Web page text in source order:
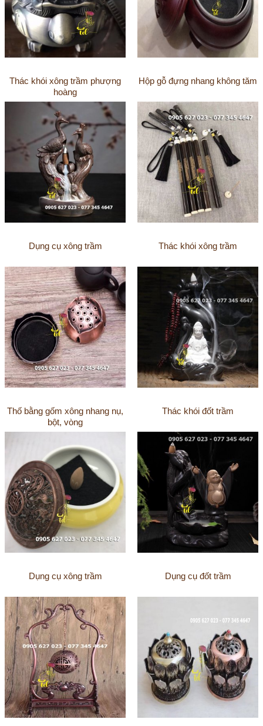
Thác khói xông trầm phượng
hoàng
Hộp gỗ đựng nhang không tăm
Dụng cụ xông trầm Thác khói xông trầm
Thố bằng gốm xông nhang nụ,
bột, vòng
Thác khói đốt trầm
Dụng cụ xông trầm Dụng cụ đốt trầm